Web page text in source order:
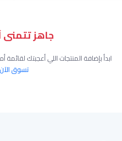
جاهز تتمنى
ابدأ بإضافة المنتجات اللي أعجبتك
تسوق